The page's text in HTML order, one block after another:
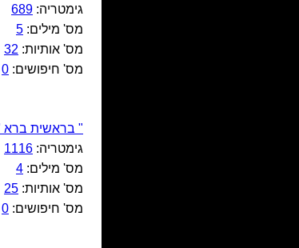
גימטריה: 689
מס' מילים: 5
מס' אותיות: 32
מס' חיפושים: 0
" בראשית ברא
גימטריה: 1116
מס' מילים: 4
מס' אותיות: 25
מס' חיפושים: 0